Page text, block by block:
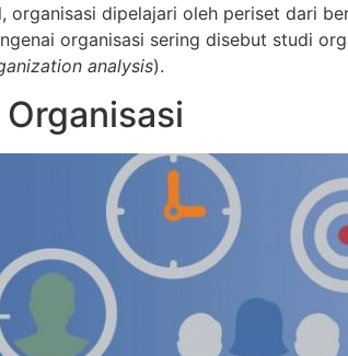
organisasi dipelajari oleh periset dari
organisasi sering disebut studi
analysis).